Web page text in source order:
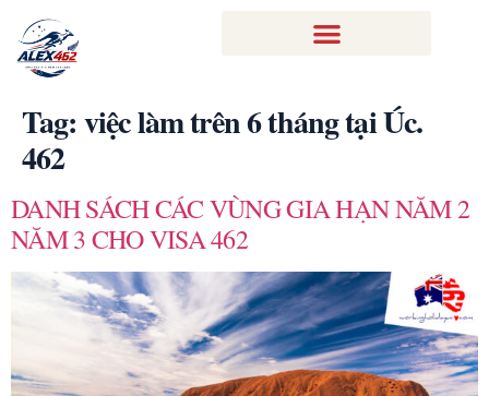
Tag:việc làm trên 6 tháng tại Úc.
462
DANH SÁCH CÁC VÙNG GIA HẠN NĂM 2
NĂM 3 CHO VISA 462